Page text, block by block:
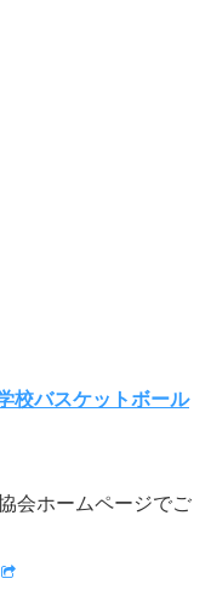
校バスケットボール
会ホームページでご